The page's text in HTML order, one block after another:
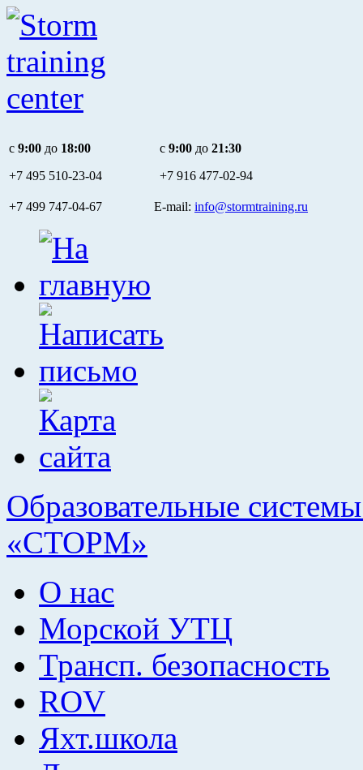
c 9:00 до 18:00
+7 495 510-23-04
c 9:00 до 21:30
+7 916 477-02-94
+7 499 747-04-67 E-mail: info@stormtraining.ru
Образовательные
«СТОРМ»
О нас
Морской УТЦ
Трансп. безопасность
ROV
Яхт.школа